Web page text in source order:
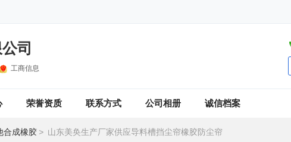
司
工商信息
荣誉资质 联系方式 公司相册 诚信档案
合成橡胶 > 山东美奂生产厂家供应导料槽挡尘帘橡胶防尘帘